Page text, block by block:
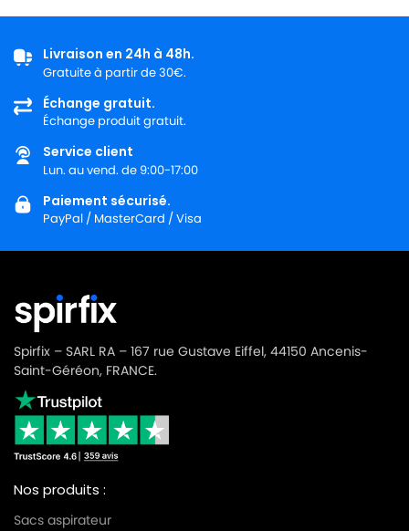
Livraison en 24h à 48h.
Gratuite à partir de 30€.
Échange gratuit.
Échange produit gratuit.
Service client
Lun. au vend. de 9:00-17:00
Paiement sécurisé.
PayPal / MasterCard / Visa
Spirfix – SARL RA – 167 rue Gustave Eiffel, 44150 Ancenis-
Saint-Géréon, FRANCE.
Nos produits :
Sacs aspirateur